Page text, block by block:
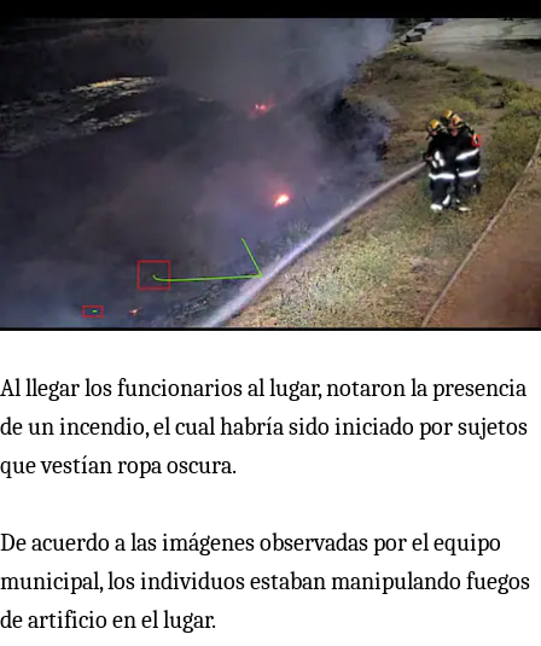
Al llegar los funcionarios al lugar, notaron la presencia
de un incendio, el cual habría sido iniciado por sujetos
que vestían ropa oscura.
De acuerdo a las imágenes observadas por el equipo
municipal, los individuos estaban manipulando fuegos
de artificio en el lugar.